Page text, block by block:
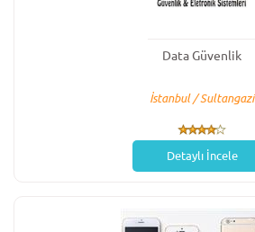
Data Güvenlik
İstanbul / Sultangazi
Detaylı İncele